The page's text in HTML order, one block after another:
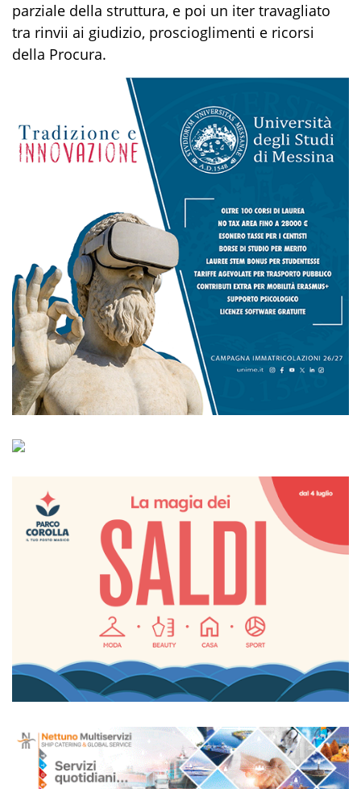
parziale della struttura, e poi un iter travagliato
tra rinvii ai giudizio, proscioglimenti e ricorsi
della Procura.